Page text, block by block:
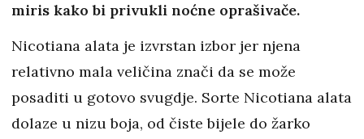
miris kako bi privukli noćne oprašivače.
Nicotiana alata je izvrstan izbor jer njena
relativno mala veličina znači da se može
posaditi u gotovo svugdje. Sorte Nicotiana alata
dolaze u nizu boja, od čiste bijele do žarko